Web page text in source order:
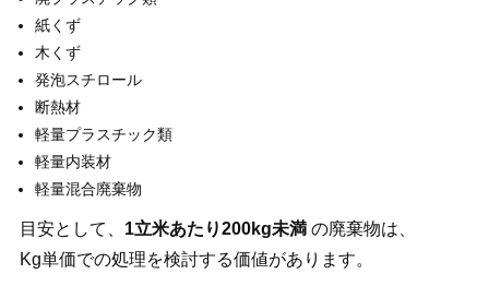
紙くず
木くず
発泡スチロール
断熱材
軽量プラスチック類
軽量内装材
軽量混合廃棄物
目安として、 1立米あたり200kg未満の廃棄物は、
Kg単価での処理を検討する価値があります。